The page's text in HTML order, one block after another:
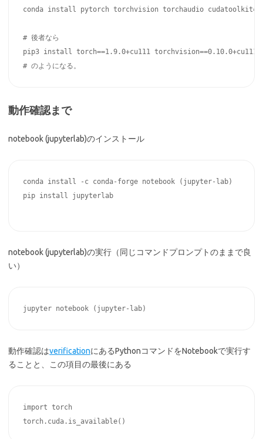
conda install pytorch torchvision torchaudio
# 後者なら
pip3 install torch==1.9.0+cu111
動作確認まで
notebook (jupyterlab)のインストール
conda install -c conda-forge notebook (jupyter-lab)
pip install jupyterlab
notebook (jupyterlab)の実行（同じコマンドプロンプトのままで良
い）
動作確認はverificationにあるPythonコマンドをNotebookで実行す
ることと、この項目の最後にある
import torch